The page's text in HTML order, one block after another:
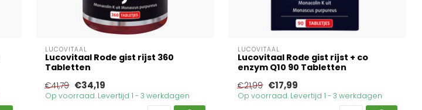
LUCOVITAAL
Lucovitaal Rode gist rijst 360
Tabletten
€41,79 €34,19
Op voorraad. Levertijd 1 - 3 werkdagen
LUCOVITAAL
Lucovitaal Rode gist rijst + co
enzym Q10 90 Tabletten
€21,99 €17,99
Op voorraad. Levertijd 1 - 3 werkdagen